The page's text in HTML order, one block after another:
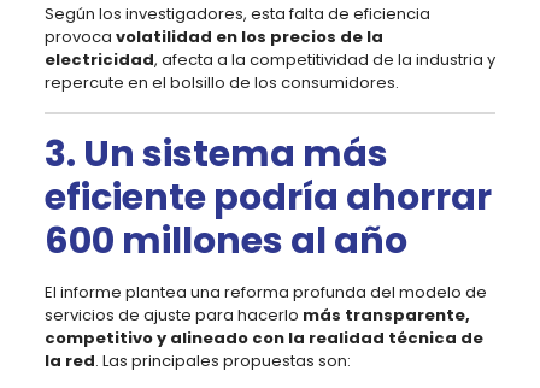
Según los investigadores, esta falta de eficiencia
provoca volatilidad en los precios de la
electricidad, afecta a la competitividad de la industria y
repercute en el bolsillo de los consumidores.
3. Un sistema más
eficiente podría ahorrar
600 millones al año
El informe plantea una reforma profunda del modelo de
servicios de ajuste para hacerlo más transparente,
competitivo y alineado con la realidad técnica de
la red. Las principales propuestas son: